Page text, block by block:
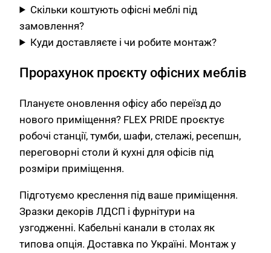
Скільки коштують офісні меблі під
замовлення?
Куди доставляєте і чи робите монтаж?
Прорахунок проєкту офісних меблів
Плануєте оновлення офісу або переїзд до
нового приміщення? FLEX PRIDE проєктує
робочі станції, тумби, шафи, стелажі, ресепшн,
переговорні столи й кухні для офісів під
розміри приміщення.
Підготуємо креслення під ваше приміщення.
Зразки декорів ЛДСП і фурнітури на
узгодженні. Кабельні канали в столах як
типова опція. Доставка по Україні. Монтаж у